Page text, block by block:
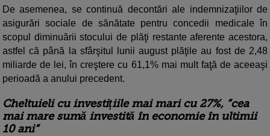
De asemenea, se continuă decontări ale indemnizaţiilor de
asigurări sociale de sănătate pentru concedii medicale în
scopul diminuării stocului de plăţi restante aferente acestora,
astfel că până la sfârşitul lunii august plăţile au fost de 2,48
miliarde de lei, în creştere cu 61,1% mai mult faţă de aceeaşi
perioadă a anului precedent.
Cheltuieli cu investițiile mai mari cu 27%, ”cea
mai mare sumă investită în economie în ultimii
10 ani”